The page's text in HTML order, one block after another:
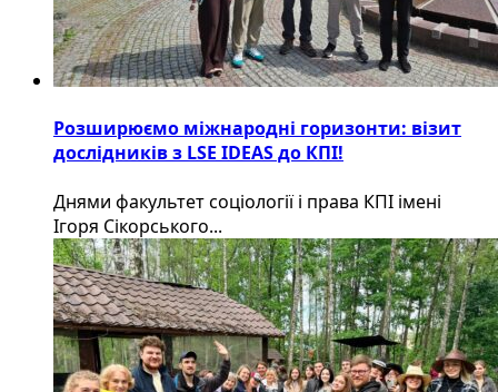
Розширюємо міжнародні горизонти: візит
дослідників з LSE IDEAS до КПІ!
Днями факультет соціології і права КПІ імені
Ігоря Сікорського...